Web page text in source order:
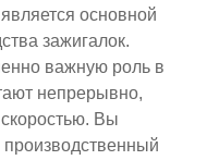
основной
зажигалок.
важную роль в
непрерывно,
Вы
производственный